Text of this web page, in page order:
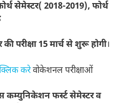
सेमेस्टर( 2018-2019), फोर्थ
परीक्षा 15 मार्च से शुरू होगी।
करेवोकेशनल परीक्षाओं
कम्युनिकेशन फर्स्ट सेमेस्टर व